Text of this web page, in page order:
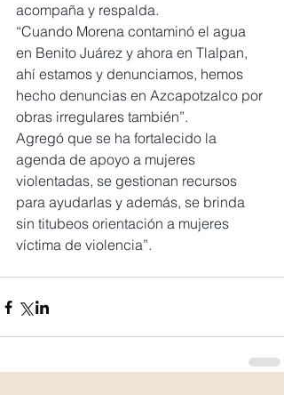
acompaña y respalda.
“Cuando Morena contaminó el agua
en Benito Juárez y ahora en Tlalpan,
ahí estamos y denunciamos, hemos
hecho denuncias en Azcapotzalco por
obras irregulares también”.
Agregó que se ha fortalecido la
agenda de apoyo a mujeres
violentadas, se gestionan recursos
para ayudarlas y además, se brinda
sin titubeos orientación a mujeres
víctima de violencia”.